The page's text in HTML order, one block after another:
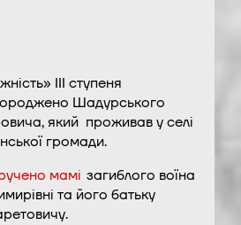
ІІІ ступеня
Шадурського
який проживав у селі
громади.
мамі загиблого воїна
та його батьку